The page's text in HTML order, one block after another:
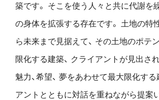
築です。 そこを使う人々と共に代謝を
の身体を拡張する存在です。 土地の特
ら未来まで見据えて、 その土地のポテ
限化する建築、 クライアントが見出さ
魅力、希望、 夢をあわせて最大限化する
アントとともに対話を重ねながら提案